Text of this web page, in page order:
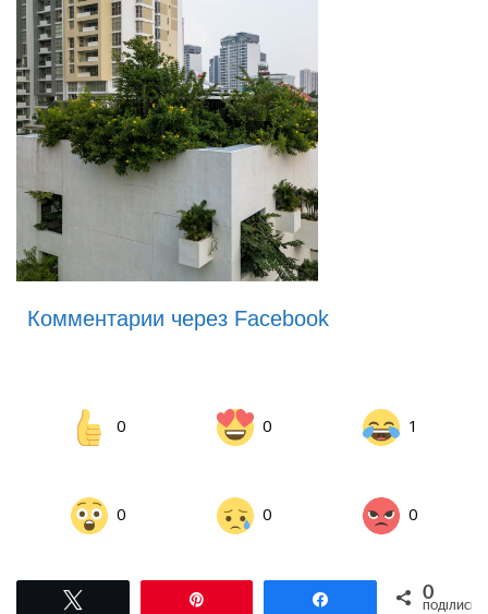
Комментарии через Facebook
0 0 1
0 0 0
Поділитися0
ПОДІЛИСЬ